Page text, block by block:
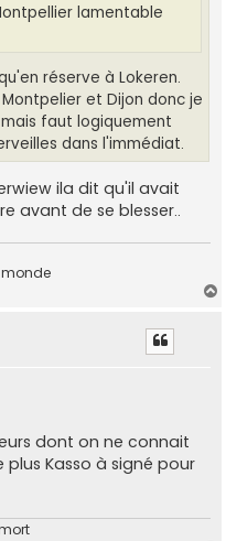
lamentable
réserve à Lokeren.
et Dijon donc je
faut logiquement
dans l'immédiat.
ila dit qu'il avait
avant de se blesser..
monde
dont on ne connait
plus Kasso à signé pour